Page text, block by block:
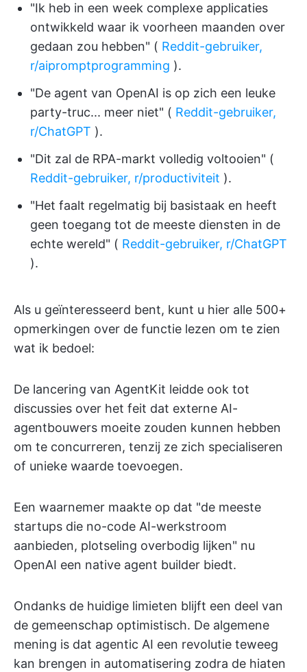
"Ik heb in een week complexe applicaties
ontwikkeld waar ik voorheen maanden over
gedaan zou hebben" ( Reddit-gebruiker,
r/aipromptprogramming ).
"De agent van OpenAI is op zich een leuke
party-truc... meer niet" ( Reddit-gebruiker,
r/ChatGPT ).
"Dit zal de RPA-markt volledig voltooien" (
Reddit-gebruiker, r/productiviteit ).
"Het faalt regelmatig bij basistaak en heeft
geen toegang tot de meeste diensten in de
echte wereld" ( Reddit-gebruiker, r/ChatGPT
).
Als u geïnteresseerd bent, kunt u hier alle 500+
opmerkingen over de functie lezen om te zien
wat ik bedoel:
De lancering van AgentKit leidde ook tot
discussies over het feit dat externe AI-
agentbouwers moeite zouden kunnen hebben
om te concurreren, tenzij ze zich specialiseren
of unieke waarde toevoegen.
Een waarnemer maakte op dat "de meeste
startups die no-code AI-werkstroom
aanbieden, plotseling overbodig lijken" nu
OpenAI een native agent builder biedt.
Ondanks de huidige limieten blijft een deel van
de gemeenschap optimistisch. De algemene
mening is dat agentic AI een revolutie teweeg
kan brengen in automatisering zodra de hiaten